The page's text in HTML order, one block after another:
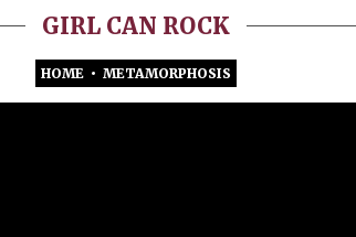
GIRL CAN ROCK
HOME •METAMORPHOSIS